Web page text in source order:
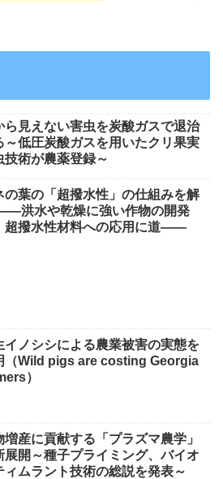
ら見えない害虫を炭酸ガスで退治
～低圧炭酸ガスを用いたクリ果実
技術が農薬登録～
の葉の「超撥水性」の仕組みを解
洪水や乾燥に強い作物の開発
超撥水性材料への応用に道――
イノシシによる農業被害の実態を
（Wild pigs are costing Georgia
）
増産に貢献する「プラズマ農学」
展開～種子プライミング、バイオ
ィムラント技術の総説を発表～